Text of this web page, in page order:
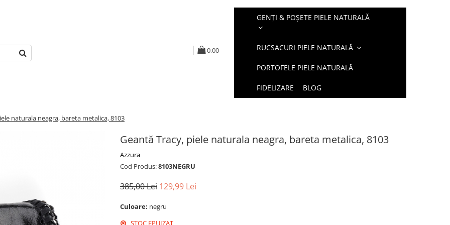
0,00
GENȚI & POȘETE PIELE NATURALĂ
RUCSACURI PIELE NATURALĂ
PORTOFELE PIELE NATURALĂ
FIDELIZARE BLOG
naturala neagra, bareta metalica, 8103
Geantă Tracy, piele naturala neagra, bareta metalica, 8103
Azzura
Cod Produs:8103NEGRU
385,00 Lei 129,99 Lei
Culoare: negru
STOC EPUIZAT